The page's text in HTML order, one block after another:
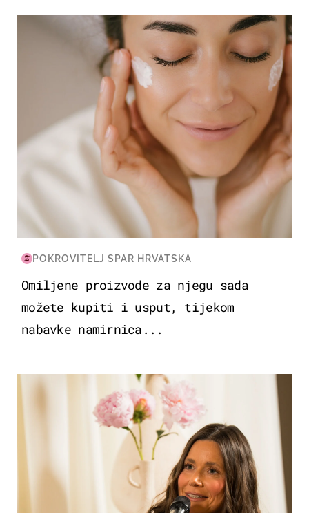
MODA & LJEPOTA
POKROVITELJ SPAR HRVATSKA
Omiljene proizvode za njegu sada
možete kupiti i usput, tijekom
nabavke namirnica...
MODA & LJEPOTA